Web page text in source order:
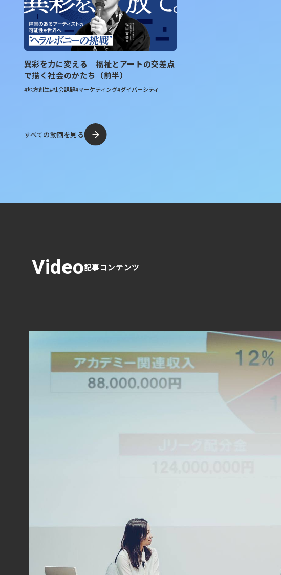
異彩を力に変える 福祉とアートの交差点
で描く社会のかたち（前半）
#地方創生#社会課題#マーケティング#ダイバーシティ
すべての動画を見る
Video記事コンテンツ